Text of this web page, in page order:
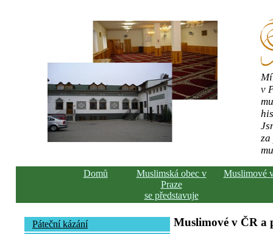
v
Domů
Muslimská obec v
Praze
se představuje
Muslimové
Páteční kázání
Muslimové v ČR